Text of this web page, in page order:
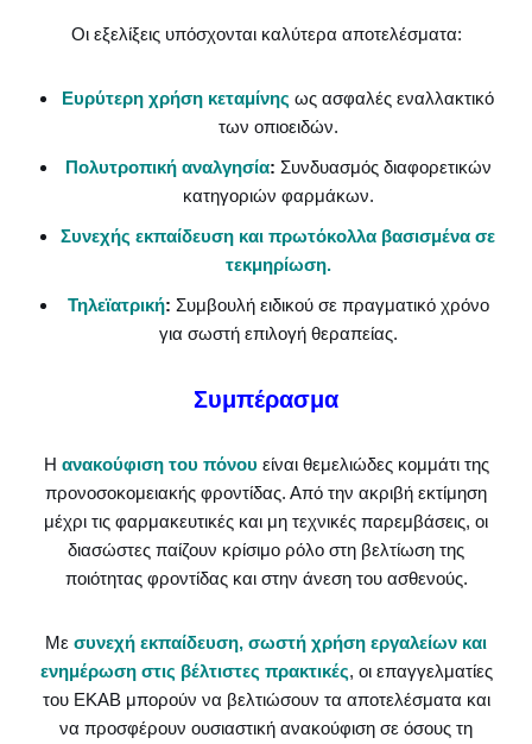
Οι εξελίξεις υπόσχονται καλύτερα αποτελέσματα:
Ευρύτερη χρήση κεταμίνης ως ασφαλές εναλλακτικό
των οπιοειδών.
Πολυτροπική αναλγησία: Συνδυασμός διαφορετικών
κατηγοριών φαρμάκων.
Συνεχής εκπαίδευση και πρωτόκολλα βασισμένα σε
τεκμηρίωση.
Τηλεϊατρική: Συμβουλή ειδικού σε πραγματικό χρόνο
για σωστή επιλογή θεραπείας.
Συμπέρασμα
Η ανακούφιση του πόνου είναι θεμελιώδες κομμάτι της
προνοσοκομειακής φροντίδας. Από την ακριβή εκτίμηση
μέχρι τις φαρμακευτικές και μη τεχνικές παρεμβάσεις, οι
διασώστες παίζουν κρίσιμο ρόλο στη βελτίωση της
ποιότητας φροντίδας και στην άνεση του ασθενούς.
Με συνεχή εκπαίδευση, σωστή χρήση εργαλείων και
ενημέρωση στις βέλτιστες πρακτικές, οι επαγγελματίες
του ΕΚΑΒ μπορούν να βελτιώσουν τα αποτελέσματα και
να προσφέρουν ουσιαστική ανακούφιση σε όσους τη